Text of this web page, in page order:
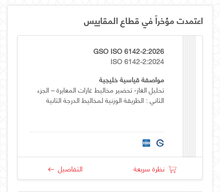
اعتمدت مؤخراً في قطاع المقاييس
GSO ISO 6142-2:2026
ISO 6142-2:2024
مواصفة قياسية خليجية
تحليل الغاز- تحضير مخاليط غازات المعايرة – الجزء
الثاني : الطريقة الوزنية لمخاليط الدرجة الثانية
نظرة سريعة التفاصيل